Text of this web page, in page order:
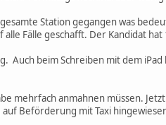
Station gegangen was
Fälle geschafft. Der Kandidat
Auch beim Schreiben mit dem
mehrfach anmahnen müssen.
Beförderung mit Taxi